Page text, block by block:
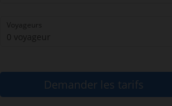
Voyageurs
0 voyageur
Demander les tarifs